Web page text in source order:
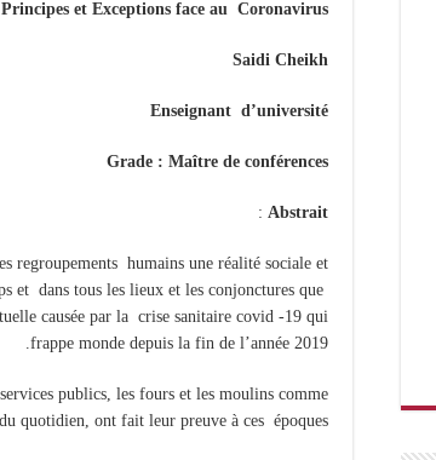
et Exceptions face au Coronavirus
Saidi Cheikh
Enseignant d’université
Grade : Maître de conférences
Abstrait
:
regroupements humains une réalité sociale et
et dans tous les lieux et les conjonctures que
causée par la crise sanitaire covid -19 qui
frappe monde depuis la fin de l’année 2019.
publics, les fours et les moulins comme
quotidien, ont fait leur preuve à ces époques.